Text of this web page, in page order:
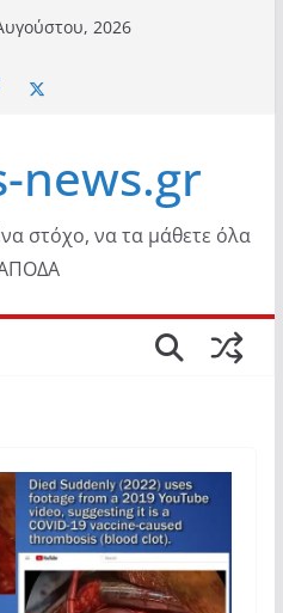
2026
news.gr
στόχο, να τα μάθετε όλα